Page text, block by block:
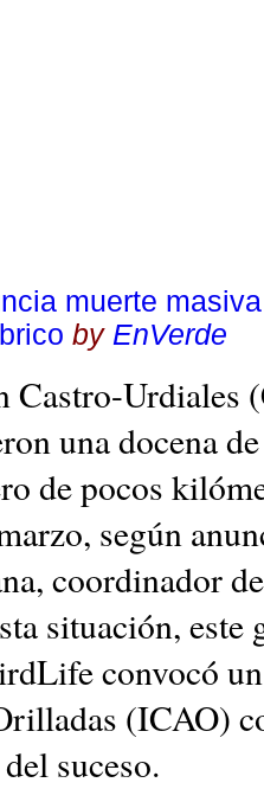
muerte
by EnVerde
Castro-Urdiales
una docena
de pocos
según
coordinador
situación, este
convocó
(ICAO)
suceso.